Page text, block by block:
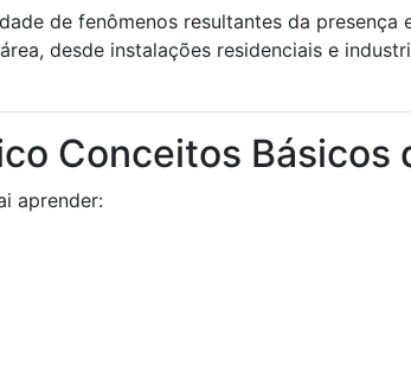
de fenômenos resultantes da
desde instalações residenciais e
Conceitos Básicos
aprender: